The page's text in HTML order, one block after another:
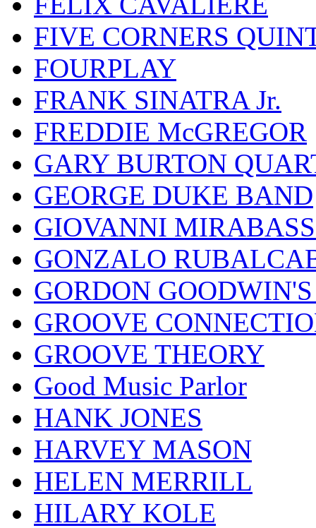
FIVE CORNERS
FOURPLAY
FRANK SINATRA Jr.
FREDDIE McGREGOR
GARY BURTON
GEORGE DUKE BAND
GIOVANNI
GONZALO
GORDON
GROOVE
GROOVE THEORY
Good Music Parlor
HANK JONES
HARVEY MASON
HELEN MERRILL
HILARY KOLE